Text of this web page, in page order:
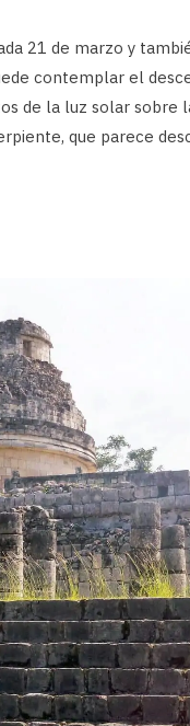
21 de marzo y
contemplar el
de la luz solar sobre
que parece